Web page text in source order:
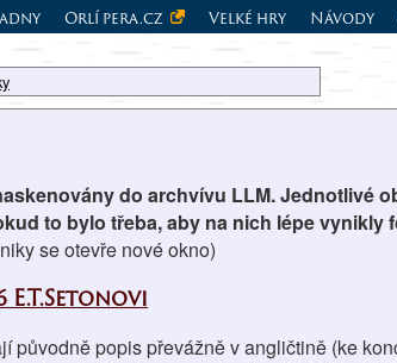
Orlí pera.cz Velké hry Návody
do archvívu LLM. Jednotlivé
to bylo třeba, aby na nich lépe vynikly
se otevře nové okno)
E.T.Setonovi
původně popis převážně v angličtině (ke